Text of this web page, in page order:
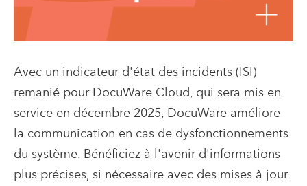
Avec un indicateur d'état des incidents (ISI)
remanié pour DocuWare Cloud, qui sera mis en
service en décembre 2025, DocuWare améliore
la communication en cas de dysfonctionnements
du système. Bénéficiez à l'avenir d'informations
plus précises, si nécessaire avec des mises à jour